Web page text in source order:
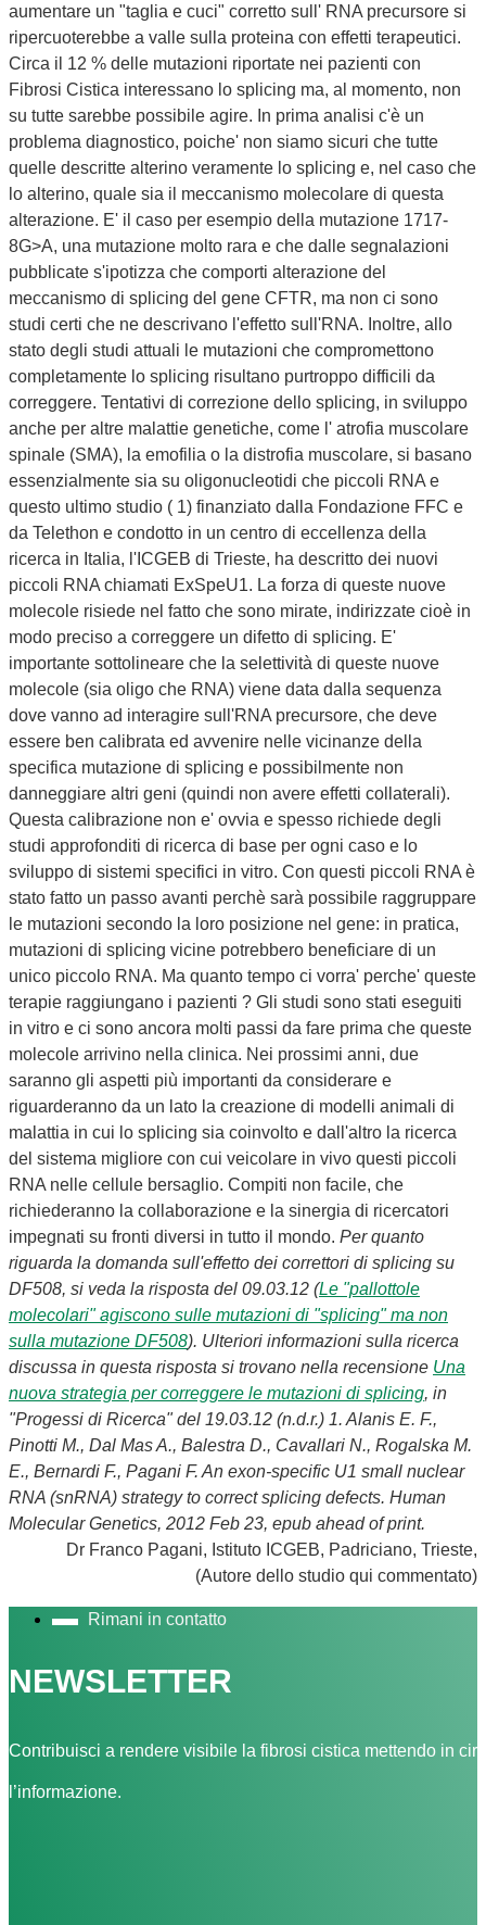
aumentare un "taglia e cuci" corretto sull' RNA precursore si
ripercuoterebbe a valle sulla proteina con effetti terapeutici.
Circa il 12 % delle mutazioni riportate nei pazienti con
Fibrosi Cistica interessano lo splicing ma, al momento, non
su tutte sarebbe possibile agire. In prima analisi c'è un
problema diagnostico, poiche' non siamo sicuri che tutte
quelle descritte alterino veramente lo splicing e, nel caso che
lo alterino, quale sia il meccanismo molecolare di questa
alterazione. E' il caso per esempio della mutazione 1717-
8G>A, una mutazione molto rara e che dalle segnalazioni
pubblicate s'ipotizza che comporti alterazione del
meccanismo di splicing del gene CFTR, ma non ci sono
studi certi che ne descrivano l'effetto sull'RNA. Inoltre, allo
stato degli studi attuali le mutazioni che compromettono
completamente lo splicing risultano purtroppo difficili da
correggere. Tentativi di correzione dello splicing, in sviluppo
anche per altre malattie genetiche, come l' atrofia muscolare
spinale (SMA), la emofilia o la distrofia muscolare, si basano
essenzialmente sia su oligonucleotidi che piccoli RNA e
questo ultimo studio ( 1) finanziato dalla Fondazione FFC e
da Telethon e condotto in un centro di eccellenza della
ricerca in Italia, l'ICGEB di Trieste, ha descritto dei nuovi
piccoli RNA chiamati ExSpeU1. La forza di queste nuove
molecole risiede nel fatto che sono mirate, indirizzate cioè in
modo preciso a correggere un difetto di splicing. E'
importante sottolineare che la selettività di queste nuove
molecole (sia oligo che RNA) viene data dalla sequenza
dove vanno ad interagire sull'RNA precursore, che deve
essere ben calibrata ed avvenire nelle vicinanze della
specifica mutazione di splicing e possibilmente non
danneggiare altri geni (quindi non avere effetti collaterali).
Questa calibrazione non e' ovvia e spesso richiede degli
studi approfonditi di ricerca di base per ogni caso e lo
sviluppo di sistemi specifici in vitro. Con questi piccoli RNA è
stato fatto un passo avanti perchè sarà possibile raggruppare
le mutazioni secondo la loro posizione nel gene: in pratica,
mutazioni di splicing vicine potrebbero beneficiare di un
unico piccolo RNA. Ma quanto tempo ci vorra' perche' queste
terapie raggiungano i pazienti ? Gli studi sono stati eseguiti
in vitro e ci sono ancora molti passi da fare prima che queste
molecole arrivino nella clinica. Nei prossimi anni, due
saranno gli aspetti più importanti da considerare e
riguarderanno da un lato la creazione di modelli animali di
malattia in cui lo splicing sia coinvolto e dall'altro la ricerca
del sistema migliore con cui veicolare in vivo questi piccoli
RNA nelle cellule bersaglio. Compiti non facile, che
richiederanno la collaborazione e la sinergia di ricercatori
impegnati su fronti diversi in tutto il mondo. Per quanto
riguarda la domanda sull'effetto dei correttori di splicing su
DF508, si veda la risposta del 09.03.12 (Le "pallottole
molecolari" agiscono sulle mutazioni di "splicing" ma non
sulla mutazione DF508). Ulteriori informazioni sulla ricerca
discussa in questa risposta si trovano nella recensione Una
nuova strategia per correggere le mutazioni di splicing, in
"Progessi di Ricerca" del 19.03.12 (n.d.r.) 1. Alanis E. F.,
Pinotti M., Dal Mas A., Balestra D., Cavallari N., Rogalska M.
E., Bernardi F., Pagani F. An exon-specific U1 small nuclear
RNA (snRNA) strategy to correct splicing defects. Human
Molecular Genetics, 2012 Feb 23, epub ahead of print.
Dr Franco Pagani, Istituto ICGEB, Padriciano, Trieste,
(Autore dello studio qui commentato)
Rimani in contatto
NEWSLETTER
Contribuisci a rendere visibile la fibrosi cistica mettendo in
l’informazione.